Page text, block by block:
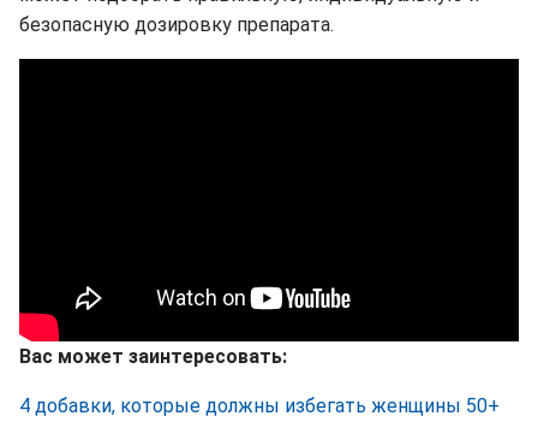
безопасную дозировку препарата.
Вас может заинтересовать:
4 добавки, которые должны избегать женщины 50+